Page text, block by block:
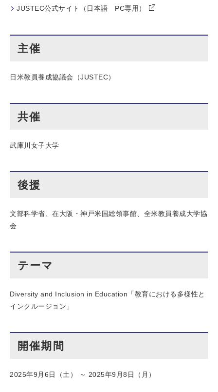
JUSTEC公式サイト（日本語 PC専用）
主催
日米教員養成協議会（JUSTEC）
共催
武庫川女子大学
後援
文部科学省、在大阪・神戸米国総領事館、全米教員養成大学協
会
テーマ
Diversity and Inclusion in Education「教育における多様性と
インクルージョン」
開催期間
2025年9月6日（土） ～ 2025年9月8日（月）